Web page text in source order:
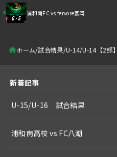
浦和南FC vs fervore富岡
ホーム 試合結果 U-14 U-14【2部】
新着記事
U-15/U-16 試合結果
浦和南高校 vs FC八潮